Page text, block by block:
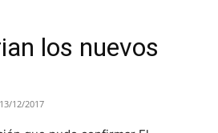
Provincia
los nuevos
13/12/2017